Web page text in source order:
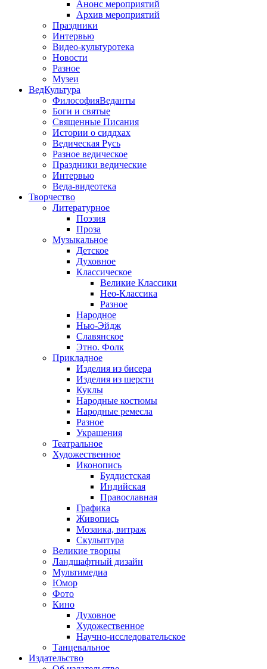
Анонс мероприятий
Архив мероприятий
Праздники
Интервью
Видео-культуротека
Новости
Разное
Музеи
ВедКультура
ФилософияВеданты
Боги и святые
Священные Писания
Истории о сиддхах
Ведическая Русь
Разное ведическое
Праздники ведические
Интервью
Веда-видеотека
Творчество
Литературное
Поэзия
Проза
Музыкальное
Детское
Духовное
Классическое
Великие Классики
Нео-Классика
Разное
Народное
Нью-Эйдж
Славянское
Этно. Фолк
Прикладное
Изделия из бисера
Изделия из шерсти
Куклы
Народные костюмы
Народные ремесла
Разное
Украшения
Театральное
Художественное
Иконопись
Буддистская
Индийская
Православная
Графика
Живопись
Мозаика, витраж
Скульптура
Великие творцы
Ландшафтный дизайн
Мультимедиа
Юмор
Фото
Кино
Духовное
Художественное
Научно-исследовательское
Танцевальное
Издательство